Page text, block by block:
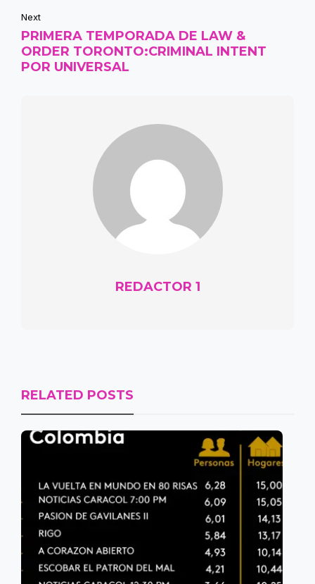
Next
PRIMERA TEMPORADA DE LAW &
ORDER TORONTO:CRIMINAL INTENT
POR UNIVERSAL
REDACTOR 1
RELATED POSTS